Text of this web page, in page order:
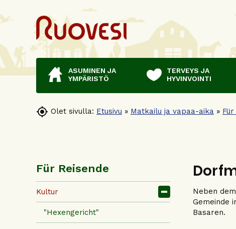
ASUMINEN JA
YMPÄRISTÖ
TERVEYS JA
HYVINVOINTI
 Olet sivulla: Etusivu » Matkailu ja vapaa-aika »
Für Reisende
Kultur
"Hexengericht"
Neben
Gemeinde
Basaren.